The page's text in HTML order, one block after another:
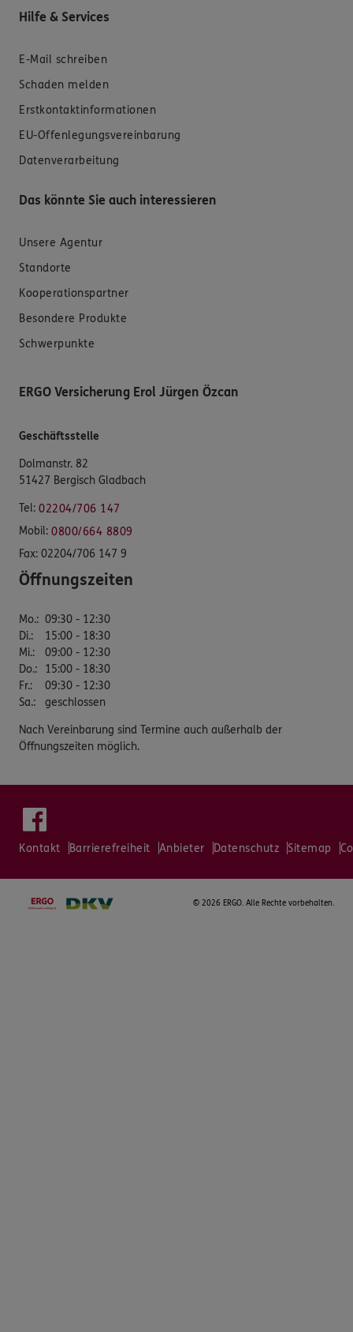
Hilfe & Services
E-Mail schreiben
Schaden melden
Erstkontaktinformationen
EU-Offenlegungsvereinbarung
Datenverarbeitung
Das könnte Sie auch interessieren
Unsere Agentur
Standorte
Kooperationspartner
Besondere Produkte
Schwerpunkte
ERGO Versicherung Erol Jürgen Özcan
Geschäftsstelle
Dolmanstr. 82
51427 Bergisch Gladbach
Tel: 02204/706 147
Mobil: 0800/664 8809
Fax: 02204/706 147 9
Öffnungszeiten
Mo.: 09:30 - 12:30
Di.:
15:00 - 18:30
Mi.:
09:00 - 12:30
Do.:
15:00 - 18:30
Fr.:
09:30 - 12:30
Sa.: geschlossen
Nach Vereinbarung sind Termine auch außerhalb der
Öffnungszeiten möglich.
Kontakt Barrierefreiheit Anbieter Datenschutz Sitemap
© 2026 ERGO. Alle Rechte vorbehalten.